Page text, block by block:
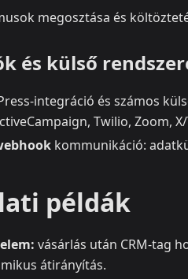
megosztása és
és külső
és számos
Twilio, Zoom,
kommunikáció:
példák
vásárlás után CRM‑tag
átirányítás.